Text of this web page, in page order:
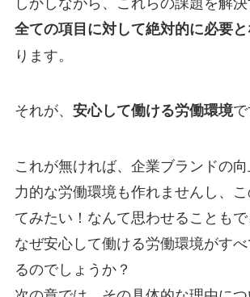
全ての項目に対して絶対的に必要
ります。
それが、 安心して働ける労働環境で
これが無ければ、企業ブランドの
力的な労働環境も作れませんし、
てみたい！なんて思わせることもで
なぜ安心して働ける労働環境がす
るのでしょうか？